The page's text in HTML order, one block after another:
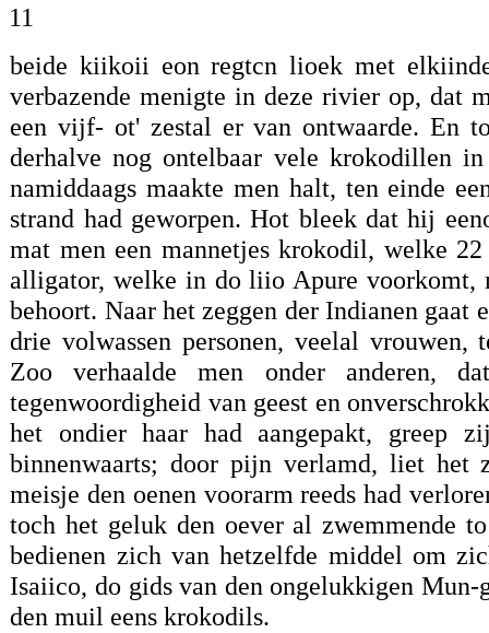
11
beide kiikoii eon regtcn lioek met
verbazende menigte in deze rivier op, dat
een vijf- ot' zestal er van ontwaarde. En
derhalve nog ontelbaar vele krokodillen
namiddaags maakte men halt, ten einde
strand had geworpen. Hot bleek dat hij
mat men een mannetjes krokodil, welke
alligator, welke in do liio Apure
behoort. Naar het zeggen der Indianen gaat
drie volwassen personen, veelal vrouwen,
Zoo verhaalde men onder anderen,
tegenwoordigheid van geest en
het ondier haar had aangepakt, greep
binnenwaarts; door pijn verlamd, liet het
meisje den oenen voorarm reeds had
toch het geluk den oever al zwemmende
bedienen zich van hetzelfde middel om
Isaiico, do gids van den ongelukkigen
den muil eens krokodils.